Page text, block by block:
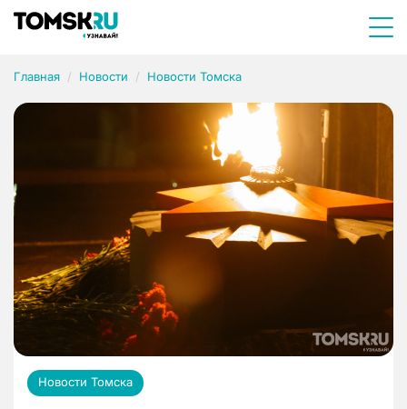
Главная Новости Новости Томска
Новости Томска